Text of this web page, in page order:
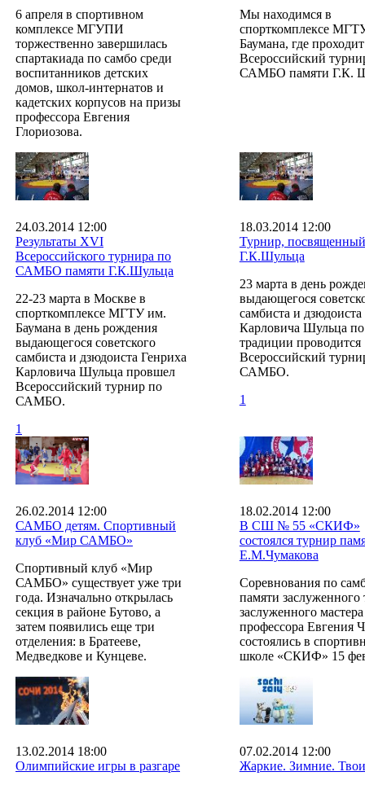
6 апреля в спортивном
комплексе МГУПИ
торжественно завершилась
спартакиада по самбо среди
воспитанников детских
домов, школ-интернатов и
кадетских корпусов на призы
профессора Евгения
Глориозова.
Мы находимся в
спорткомплексе
Баумана, где
Всероссийский
САМБО памяти Г.К.
24.03.2014 12:00
Результаты ХVI
Всероссийского турнира по
САМБО памяти Г.К.Шульца
22-23 марта в Москве в
спорткомплексе МГТУ им.
Баумана в день рождения
выдающегося советского
самбиста и дзюдоиста Генриха
Карловича Шульца провшел
Всероссийский турнир по
САМБО.
1
18.03.2014 12:00
Турнир,
Г.К.Шульца
23 марта в день
выдающегося
самбиста и
Карловича Шульца по
традиции проводится
Всероссийский
САМБО.
1
26.02.2014 12:00
САМБО детям. Спортивный
клуб «Мир САМБО»
Спортивный клуб «Мир
САМБО» существует уже три
года. Изначально открылась
секция в районе Бутово, а
затем появились еще три
отделения: в Братееве,
Медведкове и Кунцеве.
18.02.2014 12:00
В СШ № 55 «СКИФ»
состоялся турнир
Е.М.Чумакова
Соревнования по
памяти заслуженного
заслуженного
профессора Евгения
состоялись в
школе «СКИФ» 15
13.02.2014 18:00
Олимпийские игры в разгаре
07.02.2014 12:00
Жаркие. Зимние.